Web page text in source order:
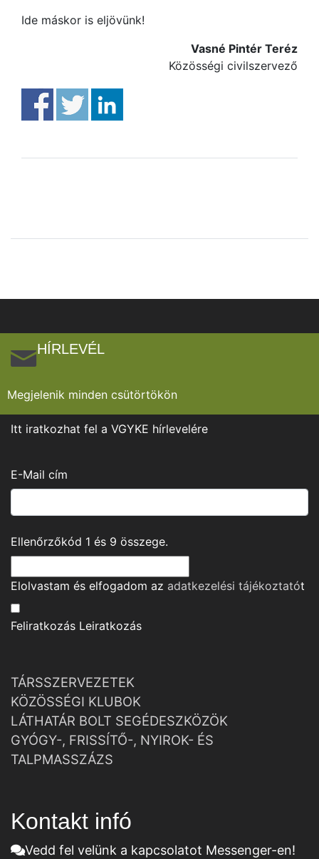
Ide máskor is eljövünk!
Vasné Pintér Teréz
Közösségi civilszervező
HÍRLEVÉL
Megjelenik minden csütörtökön
Itt iratkozhat fel a VGYKE hírlevelére
E-Mail cím
Ellenőrzőkód 1 és 9 összege.
Elolvastam és elfogadom az adatkezelési tájékoztatót
Feliratkozás Leiratkozás
TÁRSSZERVEZETEK
KÖZÖSSÉGI KLUBOK
LÁTHATÁR BOLT SEGÉDESZKÖZÖK
GYÓGY-, FRISSÍTŐ-, NYIROK- ÉS
TALPMASSZÁZS
Kontakt infó
Vedd fel velünk a kapcsolatot Messenger-en!